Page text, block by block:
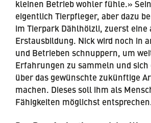
kleinen Betrieb wohler fühle.»
eigentlich Tierpfleger, aber dazu
im Tierpark Dählhölzli, zuerst eine
Erstausbildung. Nick wird noch in
und Betrieben schnuppern, um
Erfahrungen zu sammeln und sich
über das gewünschte zukünftige
machen. Dieses soll ihm als
Fähigkeiten möglichst